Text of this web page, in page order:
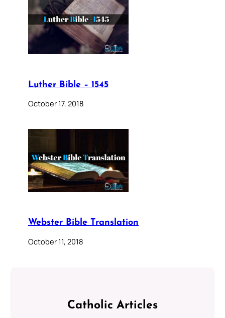
Luther Bible – 1545
October 17, 2018
Webster Bible Translation
October 11, 2018
Catholic Articles